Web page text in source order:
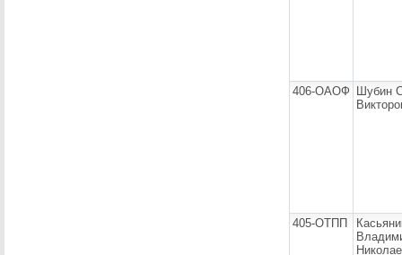
406-ОАОФ
Шубин
405-ОТПП